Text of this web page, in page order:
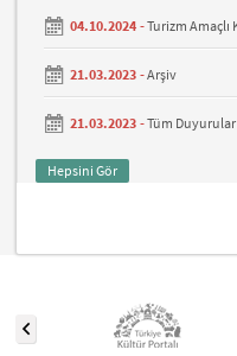
04.10.2024 -Turizm
21.03.2023 -Arşiv
21.03.2023 -Tüm Duyurular
Hepsini Gör